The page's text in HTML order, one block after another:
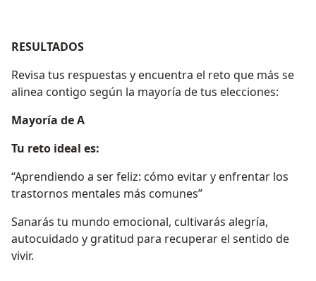
RESULTADOS
Revisa tus respuestas y encuentra el reto que más se
alinea contigo según la mayoría de tus elecciones:
Mayoría de A
Tu reto ideal es:
“Aprendiendo a ser feliz: cómo evitar y enfrentar los
trastornos mentales más comunes”
Sanarás tu mundo emocional, cultivarás alegría,
autocuidado y gratitud para recuperar el sentido de
vivir.